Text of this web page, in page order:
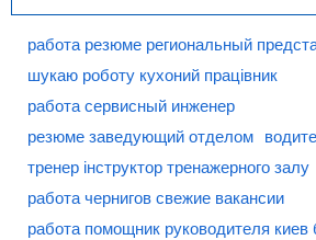
работа резюме региональный
шукаю роботу кухоний працівник
работа сервисный инженер
резюме заведующий отделом
тренер інструктор тренажерного залу
работа чернигов свежие вакансии
работа помощник руководителя киев